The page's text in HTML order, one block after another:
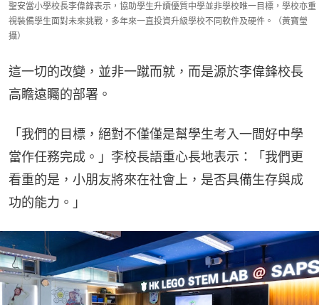
聖安當小學校長李偉鋒表示，協助學生升讀優質中學並非學校唯一目標，學校亦重
視裝備學生面對未來挑戰，多年來一直投資升級學校不同軟件及硬件。（黃寶瑩
攝）
這一切的改變，並非一蹴而就，而是源於李偉鋒校長
高瞻遠矚的部署。
「我們的目標，絕對不僅僅是幫學生考入一間好中學
當作任務完成。」李校長語重心長地表示：「我們更
看重的是，小朋友將來在社會上，是否具備生存與成
功的能力。」